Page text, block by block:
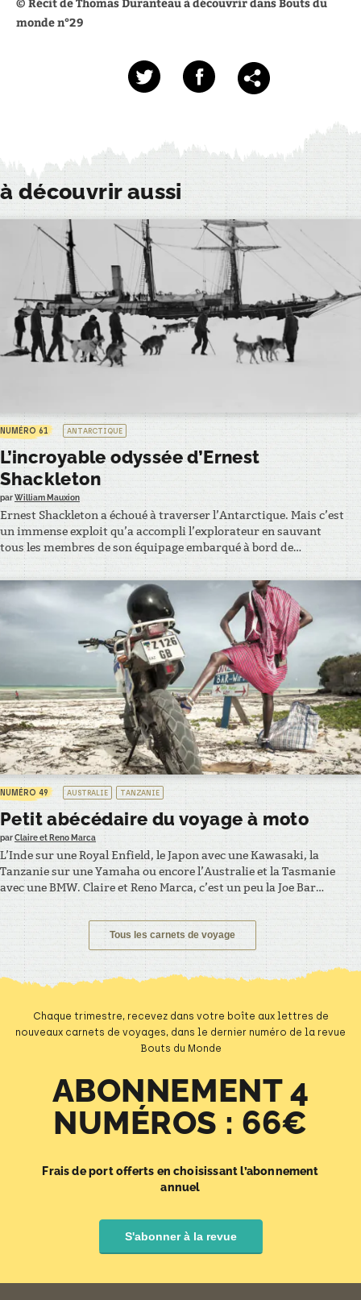
monde n°29
à découvrir aussi
NUMÉRO 61 ANTARCTIQUE
L’incroyable odyssée d’Ernest
Shackleton
parWilliam Mauxion
Ernest Shackleton a échoué à traverser l’Antarctique. Mais c’est
un immense exploit qu’a accompli l’explorateur en sauvant
tous les membres de son équipage embarqué à bord de
l’Endurance, piégée par les glaces de la banquise en mer de
Weddell. Une odyssée de trois ans qui appartient à la légende de
l’exploration polaire. – EXTRAIT –…
NUMÉRO 49 AUSTRALIE TANZANIE
Petit abécédaire du voyage à moto
parClaire et Reno Marca
L’Inde sur une Royal Enfield, le Japon avec une Kawasaki, la
Tanzanie sur une Yamaha ou encore l’Australie et la Tasmanie
avec une BMW. Claire et Reno Marca, c’est un peu la Joe Bar
Teamdu voyage autour du monde. – EXTRAIT – E comme (Royal)
Enfield Le saviez-vous ? Avant de faire des motos, la célèbre…
Tous les carnets de voyage
Chaque trimestre, recevez dans votre boîte aux lettres de
nouveaux carnets de voyages, dans le dernier numéro de la revue
Bouts du Monde
ABONNEMENT 4
NUMÉROS : 66€
Frais de port offerts en choisissant l’abonnement
annuel
S'abonner à la revue